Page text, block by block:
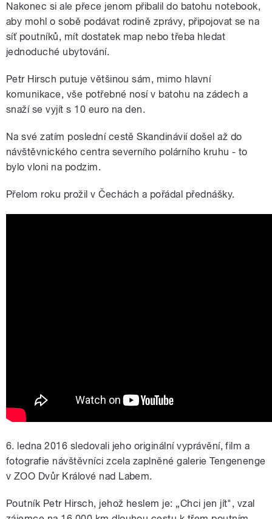
Nakonec si ale přece jenom přibalil do batohu notebook,
aby mohl o sobě podávat rodině zprávy, připojovat se na
síť poutníků, mít dostatek map nebo třeba hledat
jednoduché ubytování.
Petr Hirsch putuje většinou sám, mimo hlavní
komunikace, vše potřebné nosí v batohu na zádech a
snaží se vyjít s 10 euro na den.
Na své zatím poslední cestě Skandinávií došel až do
návštěvnického centra severního polárního kruhu - to
bylo vloni na podzim.
Přelom roku prožil v Čechách a pořádal přednášky.
6. ledna 2016 sledovali jeho originální vyprávění, film a
fotografie návštěvníci zcela zaplněné galerie Tengenenge
v ZOO Dvůr Králové nad Labem.
Poutník Petr Hirsch, jehož heslem je: „Chci jen jít", vzal